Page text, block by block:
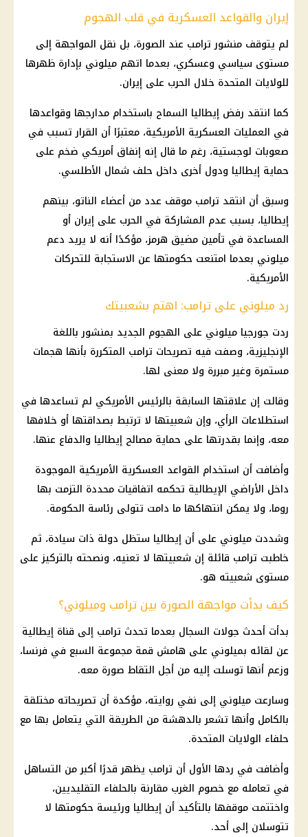
إيران والقواعد العسكرية في قلب الهجوم
لم يتوقف منشورترامب عند الصورة، بل نقل المواجهة إلى
مستوى سياسي وعسكري، بعدما اتهم ميلوني بإدارة ظهرها
للولايات المتحدة خلال الحرب على إيران.
كما انتقد رفض إيطاليا السماح باستخدام مدارجها وقواعدها
في العمليات العسكرية الأمريكية، معتبرًا أن القرار تسبب في
صعوبات لوجستية، رغم ما قال إنه إنفاق أمريكي ضخم على
حماية إيطاليا ودول أخرى داخل حلف شمال الأطلسي.
وسبق أن انتقد ترامب موقف عدد من أعضاء الناتو، بينهم
إيطاليا، بسبب عدم المشاركة في الحرب على إيران أو
المساعدة في تأمين مضيق هرمز، مؤكدًا أنه لا يريد دعم
ميلوني بعدما امتنعت حكومتها عن الاستجابة للتحركات
الأمريكية.
رد ميلوني على ترامب: اهتم بشعبيتك
ردت جورجيا ميلوني على الهجوم الجديد بمنشور باللغة
الإنجليزية، وصفت فيه تصريحات ترامب المتكررة بأنها هجمات
مستمرة وغير مبررة ولا معنى لها.
وقالت إن علاقتها السابقة بالرئيس الأمريكي لم تساعدها في
استطلاعات الرأي، وإن شعبيتها لا ترتبط بصداقتها أو خلافها
معه، وإنما بقدرتها على حماية مصالح إيطاليا والدفاع عنها.
وأضافت أن استخدام القواعد العسكرية الأمريكية الموجودة
داخل الأراضي الإيطالية تحكمه اتفاقيات محددة التزمت بها
روما، ولا يمكن انتهاكها ما دامت تتولى رئاسة الحكومة.
وشددت ميلوني على أن إيطاليا ستظل دولة ذات سيادة، ثم
خاطبت ترامب قائلة إن شعبيتها لا تعنيه، ونصحته بالتركيز على
مستوى شعبيته هو.
كيف بدأت مواجهة الصورة بين ترامب وميلوني؟
بدأت أحدث جولات السجال بعدما تحدث ترامب إلى قناة إيطالية
عن لقائه بميلوني على هامش قمة مجموعة السبع في فرنسا،
وزعم أنها توسلت إليه من أجل التقاط صورة معه.
وسارعت ميلوني إلى نفي روايته، مؤكدة أن تصريحاته مختلقة
بالكامل وأنها تشعر بالدهشة من الطريقة التي يتعامل بها مع
حلفاء الولايات المتحدة.
وأضافت في ردها الأول أن ترامب يظهر قدرًا أكبر من التساهل
في تعامله مع خصوم الغرب مقارنة بالحلفاء التقليديين،
واختتمت موقفها بالتأكيد أن إيطاليا ورئيسة حكومتها لا
تتوسلان إلى أحد.